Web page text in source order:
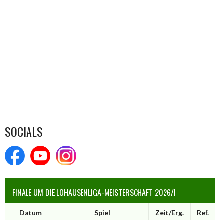
SOCIALS
FINALE UM DIE LOHAUSENLIGA-MEISTERSCHAFT 2026/I
Datum Spiel Zeit/Erg. Ref.